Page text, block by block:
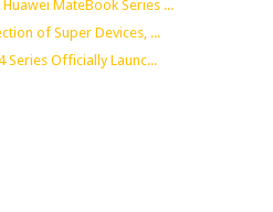
MateBook Series ...
of Super Devices, ...
Series Officially Launc...